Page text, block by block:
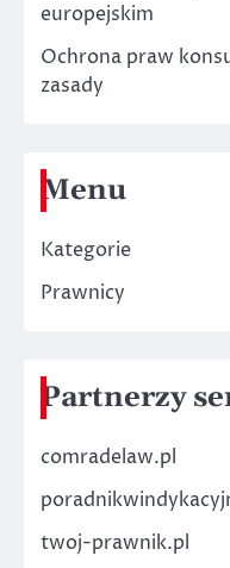
europejskim
Ochrona praw
zasady
Menu
Kategorie
Prawnicy
Partnerzy
comradelaw.pl
twoj-prawnik.pl